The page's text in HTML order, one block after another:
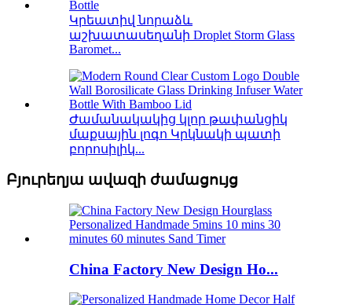
Կրեատիվ նորաձև
աշխատասեղանի Droplet Storm Glass
Baromet...
Ժամանակակից կլոր թափանցիկ
մաքսային լոգո Կրկնակի պատի
բորոսիլիկ...
Բյուրեղյա ավազի ժամացույց
China Factory New Design Ho...